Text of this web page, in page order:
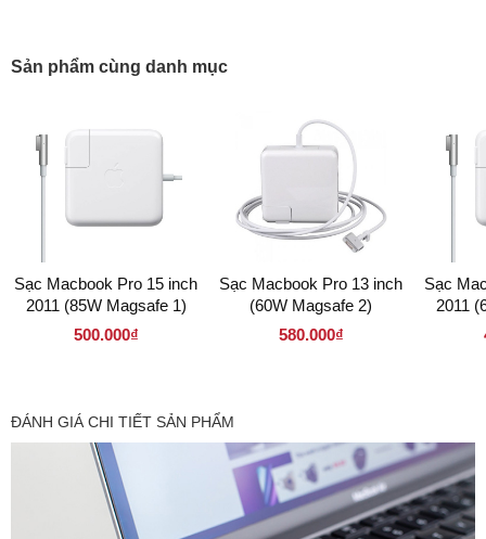
Sản phẩm cùng danh mục
Sạc Macbook Pro 15 inch
2011 (85W Magsafe 1)
500.000₫
Sạc Macbook Pro 13 inch
(60W Magsafe 2)
580.000₫
Sạc
2011
ĐÁNH GIÁ CHI TIẾT SẢN PHẨM